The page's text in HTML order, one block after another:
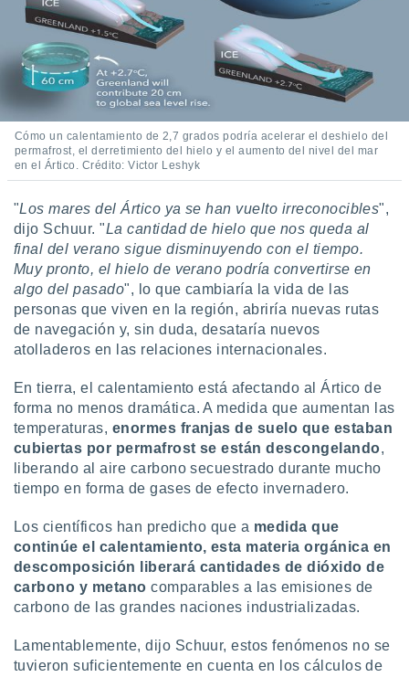
e
mediante
publicidad
de
1199
Cómo un calentamiento de 2,7 grados podría acelerar el deshielo del
permafrost, el derretimiento del hielo y el aumento del nivel del mar
en el Ártico. Crédito: Victor Leshyk
"Los mares del Ártico ya se han vuelto irreconocibles",
dijo Schuur. "La cantidad de hielo que nos queda al
final del verano sigue disminuyendo con el tiempo.
Muy pronto, el hielo de verano podría convertirse en
algo del pasado", lo que cambiaría la vida de las
personas que viven en la región, abriría nuevas rutas
de navegación y, sin duda, desataría nuevos
atolladeros en las relaciones internacionales.
En tierra, el calentamiento está afectando al Ártico de
forma no menos dramática. A medida que aumentan las
temperaturas, enormes franjas de suelo que estaban
cubiertas por permafrost se están descongelando,
liberando al aire carbono secuestrado durante mucho
tiempo en forma de gases de efecto invernadero.
Los científicos han predicho que a medida que
continúe el calentamiento, esta materia orgánica en
descomposición liberará cantidades de dióxido de
carbono y metanocomparables a las emisiones de
carbono de las grandes naciones industrializadas.
Lamentablemente, dijo Schuur, estos fenómenos no se
tuvieron suficientemente en cuenta en los cálculos de